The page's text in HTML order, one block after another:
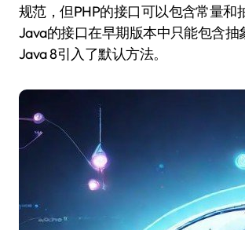
规范，但PHP的接口可以包含常量和
Java的接口在早期版本中只能包含抽
Java 8引入了默认方法。